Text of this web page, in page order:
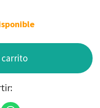
carrito